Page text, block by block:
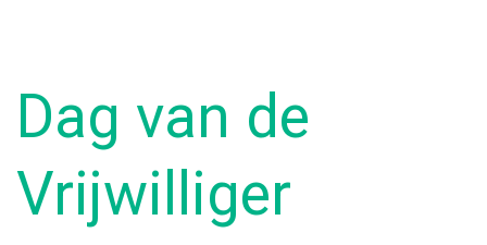
Dag van de
Vrijwilliger